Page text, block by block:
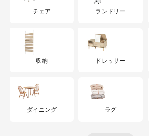
チェア ランドリー
収納 ドレッサー
ダイニング ラグ